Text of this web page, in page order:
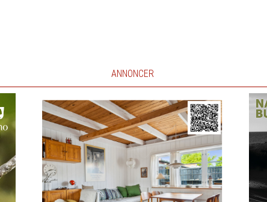
ANNONCER